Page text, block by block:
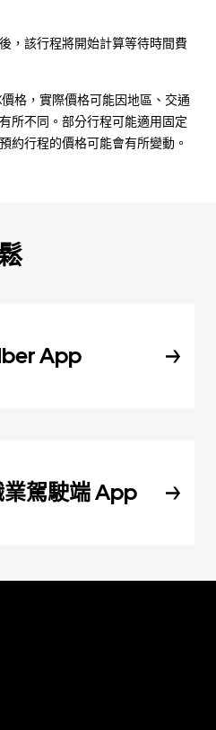
，該行程將開始計算等待時間費
格，實際價格可能因地區、交通
所不同。部分行程可能適用固定
約行程的價格可能會有所變動。
App
駕駛端 App